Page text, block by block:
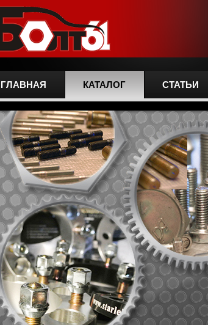
ГЛАВНАЯ КАТАЛОГ СТАТЬИ